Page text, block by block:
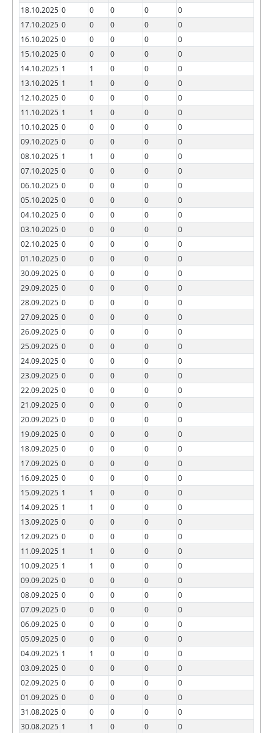
18.10.2025 0 0 0 0
0
17.10.2025 0 0 0 0
0
16.10.2025 0 0 0 0
0
15.10.2025 0 0 0 0
0
14.10.2025 1 1 0 0
0
13.10.2025 1 1 0 0
0
12.10.2025 0 0 0 0
0
11.10.2025 1 1 0 0
0
10.10.2025 0 0 0 0
0
09.10.2025 0 0 0 0
0
08.10.2025 1 1 0 0
0
07.10.2025 0 0 0 0
0
06.10.2025 0 0 0 0
0
05.10.2025 0 0 0 0
0
04.10.2025 0 0 0 0
0
03.10.2025 0 0 0 0
0
02.10.2025 0 0 0 0
0
01.10.2025 0 0 0 0
0
30.09.2025 0 0 0 0
0
29.09.2025 0 0 0 0
0
28.09.2025 0 0 0 0
0
27.09.2025 0 0 0 0
0
26.09.2025 0 0 0 0
0
25.09.2025 0 0 0 0
0
24.09.2025 0 0 0 0
0
23.09.2025 0 0 0 0
0
22.09.2025 0 0 0 0
0
21.09.2025 0 0 0 0
0
20.09.2025 0 0 0 0
0
19.09.2025 0 0 0 0
0
18.09.2025 0 0 0 0
0
17.09.2025 0 0 0 0
0
16.09.2025 0 0 0 0
0
15.09.2025 1 1 0 0
0
14.09.2025 1 1 0 0
0
13.09.2025 0 0 0 0
0
12.09.2025 0 0 0 0
0
11.09.2025 1 1 0 0
0
10.09.2025 1 1 0 0
0
09.09.2025 0 0 0 0
0
08.09.2025 0 0 0 0
0
07.09.2025 0 0 0 0
0
06.09.2025 0 0 0 0
0
05.09.2025 0 0 0 0
0
04.09.2025 1 1 0 0
0
03.09.2025 0 0 0 0
0
02.09.2025 0 0 0 0
0
01.09.2025 0 0 0 0
0
31.08.2025 0 0 0 0
0
30.08.2025 1 1 0 0
0